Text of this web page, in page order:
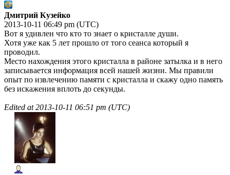
Дмитрий Кузейко
2013-10-11 06:49 pm (UTC)
Вот я удивлен что кто то знает о кристалле души.
Хотя уже как 5 лет прошло от того сеанса который я
проводил.
Место нахождения этого кристалла в районе затылка и в него
записывается информация всей нашей жизни. Мы правили
опыт по извлечению памяти с кристалла и скажу одно память
без искажения вплоть до секунды.
Edited at2013-10-11 06:51 pm (UTC)